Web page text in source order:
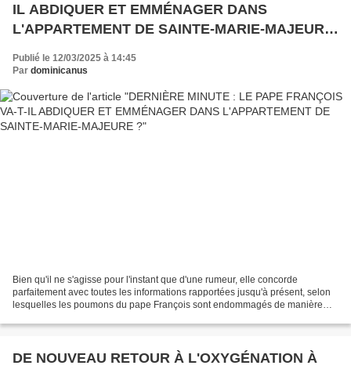
IL ABDIQUER ET EMMÉNAGER DANS
L'APPARTEMENT DE SAINTE-MARIE-MAJEURE
Publié le 12/03/2025 à 14:45
Par dominicanus
Bien qu'il ne s'agisse pour l'instant que d'une rumeur, elle concorde
parfaitement avec toutes les informations rapportées jusqu'à présent, selon
lesquelles les poumons du pape François sont endommagés de manière
DE NOUVEAU RETOUR À L'OXYGÉNATION À